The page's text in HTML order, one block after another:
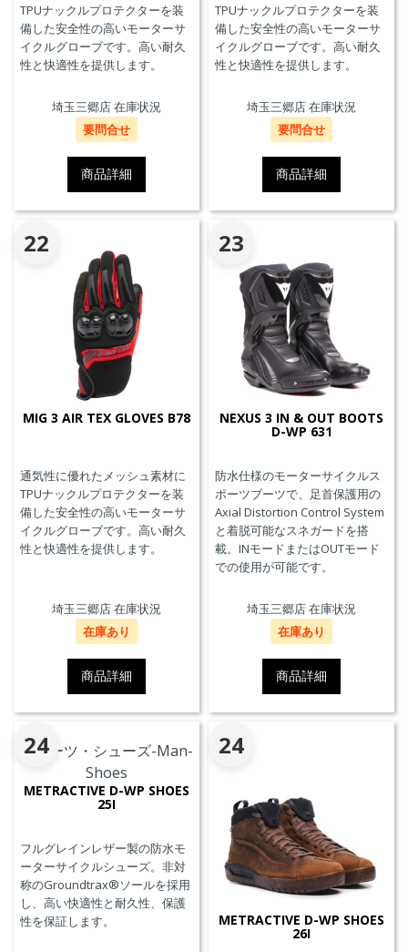
TPUナックルプロテクターを装
備した安全性の高いモーターサ
イクルグローブです。高い耐久
性と快適性を提供します。
埼玉三郷店 在庫状況
要問合せ
商品詳細
TPUナックルプロテクターを装
備した安全性の高いモーターサ
イクルグローブです。高い耐久
性と快適性を提供します。
埼玉三郷店 在庫状況
要問合せ
商品詳細
22
MIG 3 AIR TEX GLOVES B78
通気性に優れたメッシュ素材に
TPUナックルプロテクターを装
備した安全性の高いモーターサ
イクルグローブです。高い耐久
性と快適性を提供します。
埼玉三郷店 在庫状況
在庫あり
商品詳細
23
NEXUS 3 IN & OUT BOOTS
D-WP 631
防水仕様のモーターサイクルス
ポーツブーツで、足首保護用の
Axial Distortion Control System
と着脱可能なスネガードを搭
載。INモードまたはOUTモード
での使用が可能です。
埼玉三郷店 在庫状況
在庫あり
商品詳細
24
METRACTIVE D-WP SHOES
25I
フルグレインレザー製の防水モ
ーターサイクルシューズ。非対
称のGroundtrax®ソールを採用
し、高い快適性と耐久性、保護
性を保証します。
24
METRACTIVE D-WP SHOES
26I